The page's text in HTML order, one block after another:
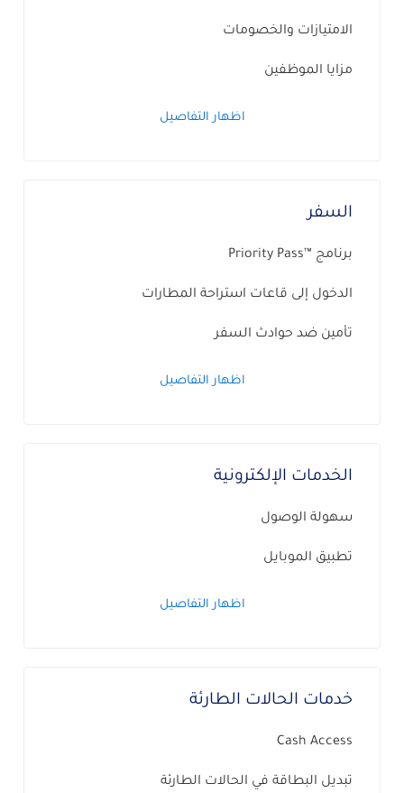
الامتيازات والخصومات
مزايا الموظفين
اظهار التفاصيل
السفر
برنامج ™Priority Pass
الدخول إلى قاعات استراحة المطارات
تأمين ضد حوادث السفر
اظهار التفاصيل
الخدمات الإلكترونية
سهولة الوصول
تطبيق الموبايل
اظهار التفاصيل
خدمات الحالات الطارئة
Cash Access
تبديل البطاقة في الحالات الطارئة